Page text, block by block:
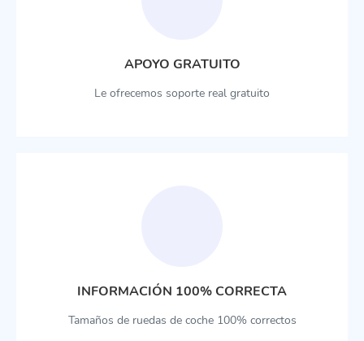
APOYO GRATUITO
Le ofrecemos soporte real gratuito
INFORMACIÓN 100% CORRECTA
Tamaños de ruedas de coche 100% correctos